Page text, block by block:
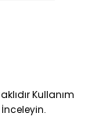
Kullanım
İnceleyin.